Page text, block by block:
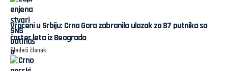
Vraćeni u Srbiju: Crna Gora zabranila ulazak za 87 putnika sa
čarter leta iz Beograda
Sledeći članak